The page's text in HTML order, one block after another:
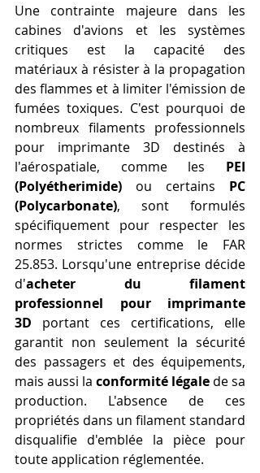
Une contrainte majeure dans les
cabines d'avions et les systèmes
critiques est la capacité des
matériaux à résister à la propagation
des flammes et à limiter l'émission de
fumées toxiques. C'est pourquoi de
nombreux filaments professionnels
pour imprimante 3D destinés à
l'aérospatiale, comme les PEI
(Polyétherimide) ou certains PC
(Polycarbonate), sont formulés
spécifiquement pour respecter les
normes strictes comme le FAR
25.853. Lorsqu'une entreprise décide
d'acheter du filament
professionnel pour imprimante
3D portant ces certifications, elle
garantit non seulement la sécurité
des passagers et des équipements,
mais aussi la conformité légale de sa
production. L'absence de ces
propriétés dans un filament standard
disqualifie d'emblée la pièce pour
toute application réglementée.